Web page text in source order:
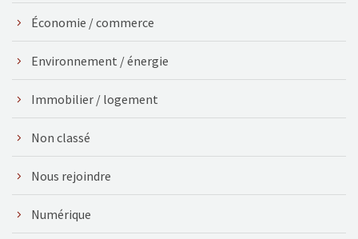
Économie / commerce
Environnement / énergie
Immobilier / logement
Non classé
Nous rejoindre
Numérique